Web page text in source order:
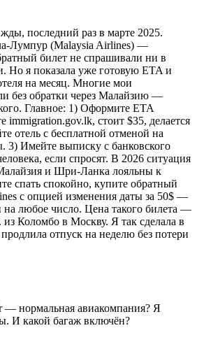
последний раз в марте 2025.
Лумпур (Malaysia Airlines) —
билет не спрашивали ни в
Но я показала уже готовую ETA и
на месяц. Многие мои
без обратки через Малайзию —
Главное: 1) Оформите ETA
immigration.gov.lk, стоит $35, делается
отель с бесплатной отменой на
3) Имейте выписку с банковского
если спросят. В 2026 ситуация
и Шри-Ланка лояльны к
спать спокойно, купите обратный
с опцией изменения даты за 50$ —
на любое число. Цена такого билета —
из Коломбо в Москву. Я так сделала в
отпуск на неделю без потери
— нормальная авиакомпания? Я
И какой багаж включён?